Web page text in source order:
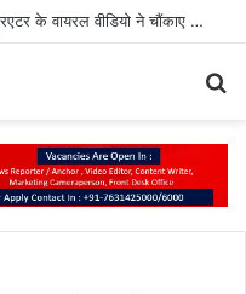
सिंगापुर में रहना कितना महंगा? भारतीय क्रिएटर के वायरल वीडियो ने चौंकाए लोग